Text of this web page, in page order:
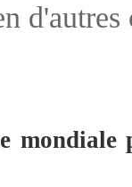
mondiale